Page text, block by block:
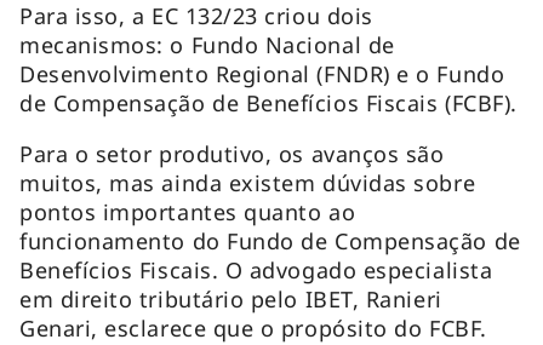
Para isso, a EC 132/23 criou dois
mecanismos: o Fundo Nacional de
Desenvolvimento Regional (FNDR) e o Fundo
de Compensação de Benefícios Fiscais (FCBF).
Para o setor produtivo, os avanços são
muitos, mas ainda existem dúvidas sobre
pontos importantes quanto ao
funcionamento do Fundo de Compensação de
Benefícios Fiscais. O advogado especialista
em direito tributário pelo IBET, Ranieri
Genari, esclarece que o propósito do FCBF.